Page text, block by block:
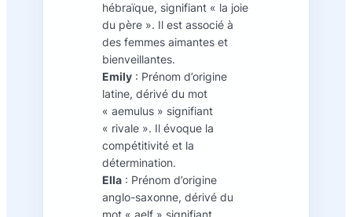
hébraïque, signifiant « la joie
du père ». Il est associé à
des femmes aimantes et
bienveillantes.
Emily: Prénom d’origine
latine, dérivé du mot
« aemulus » signifiant
« rivale ». Il évoque la
compétitivité et la
détermination.
Ella: Prénom d’origine
anglo-saxonne, dérivé du